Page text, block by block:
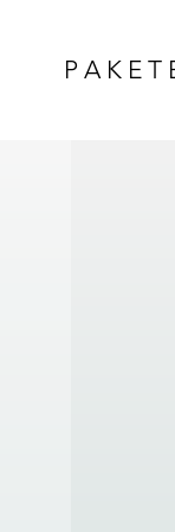
P A K E T